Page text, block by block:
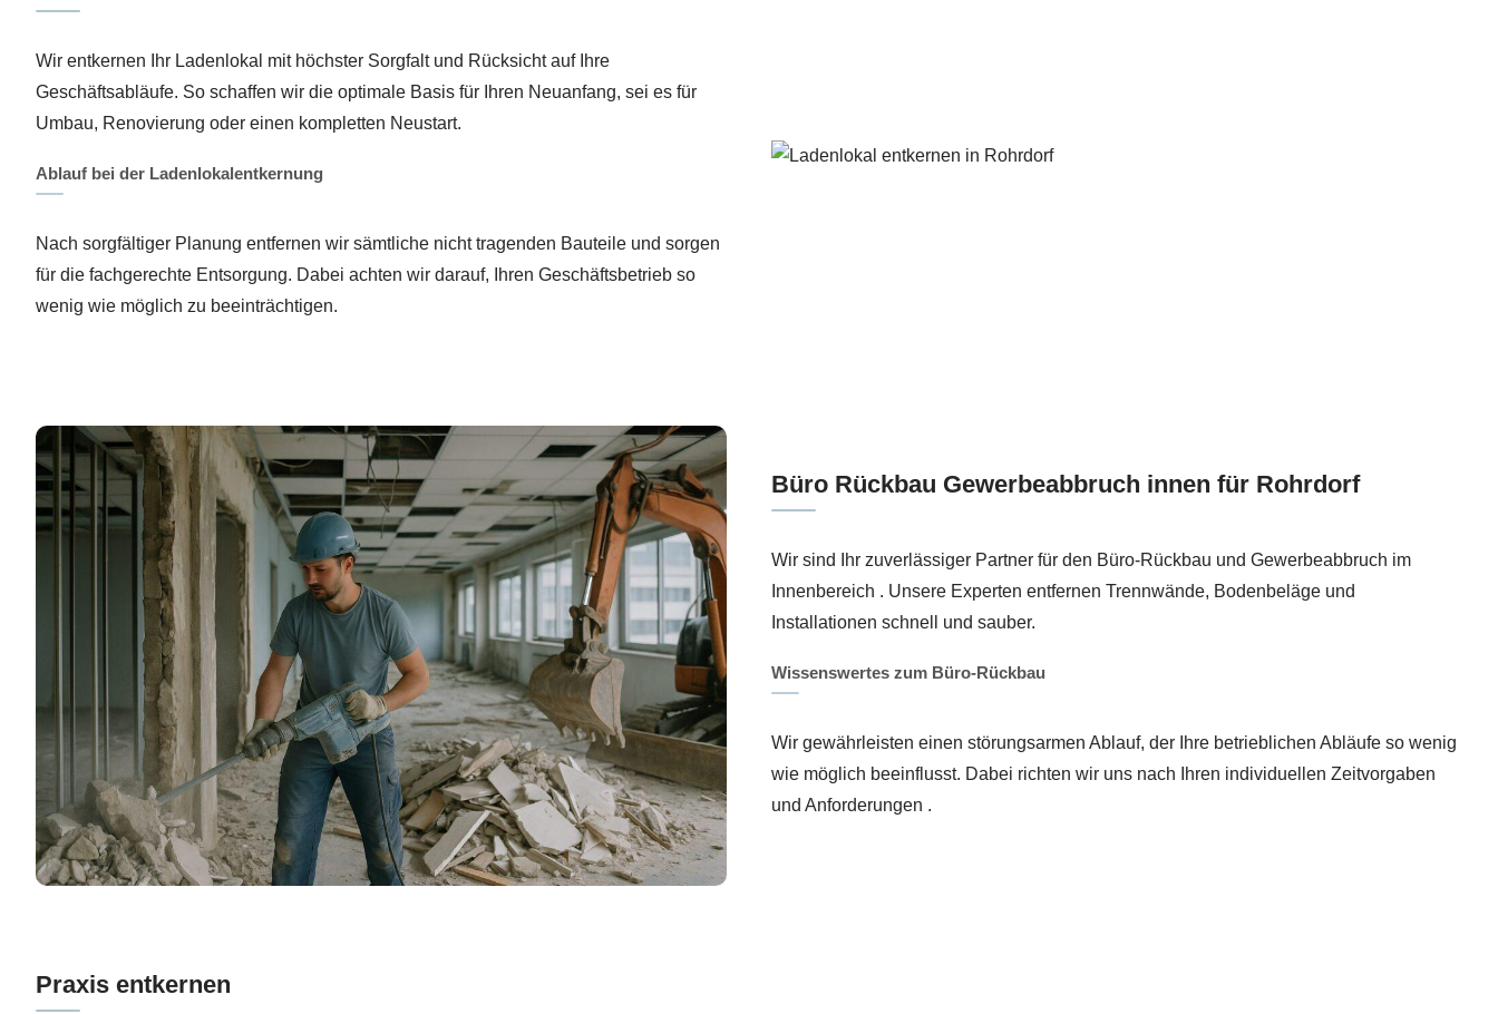
Wir entkernen Ihr Ladenlokal mit höchster Sorgfalt und Rücksicht auf Ihre
Geschäftsabläufe. So schaffen wir die optimale Basis für Ihren Neuanfang, sei es für
Umbau, Renovierung oder einen kompletten Neustart.
Ablauf bei der Ladenlokalentkernung
Nach sorgfältiger Planung entfernen wir sämtliche nicht tragenden Bauteile und sorgen
für die fachgerechte Entsorgung. Dabei achten wir darauf, Ihren Geschäftsbetrieb so
wenig wie möglich zu beeinträchtigen.
Büro Rückbau Gewerbeabbruch innen für Rohrdorf
Wir sind Ihr zuverlässiger Partner für den Büro-Rückbau und Gewerbeabbruch im
Innenbereich . Unsere Experten entfernen Trennwände, Bodenbeläge und
Installationen schnell und sauber.
Wissenswertes zum Büro-Rückbau
Wir gewährleisten einen störungsarmen Ablauf, der Ihre betrieblichen Abläufe so wenig
wie möglich beeinflusst. Dabei richten wir uns nach Ihren individuellen Zeitvorgaben
und Anforderungen .
Praxis entkernen